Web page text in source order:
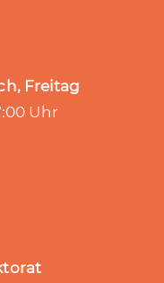
Freitag
Uhr